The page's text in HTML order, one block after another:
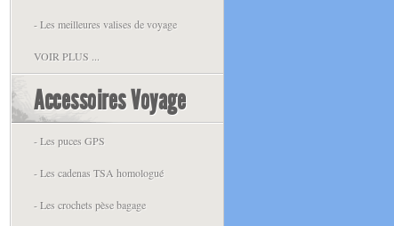
- Les meilleures valises de voyage
VOIR PLUS ...
Accessoires Voyage
- Les puces GPS
- Les cadenas TSA homologué
- Les crochets pèse bagage